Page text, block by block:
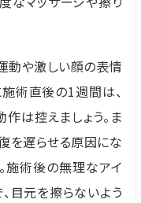
動や激しい顔の表情
術直後の1週間は、
は控えましょう。ま
を遅らせる原因にな
施術後の無理なアイ
目元を擦らないよう